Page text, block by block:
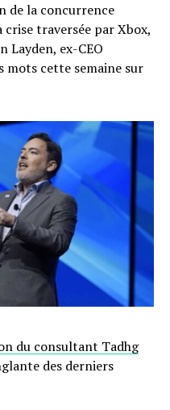
de la concurrence
traversée par Xbox,
Layden, ex-CEO
mots cette semaine sur
du consultant Tadhg
des derniers